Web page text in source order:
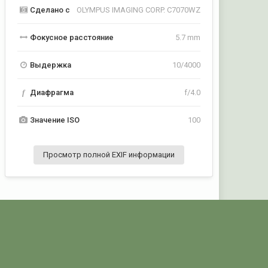
Сделано с OLYMPUS IMAGING CORP. C7070WZ
Фокусное расстояние 5.7 mm
Выдержка 10/4000
f Диафрагма f/4.0
Значение ISO 100
Просмотр полной EXIF информации